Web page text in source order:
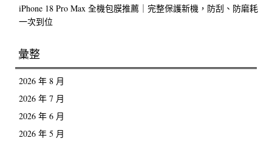
iPhone 18 Pro Max 全機包膜推薦｜完整保護新機，防刮、防磨耗
一次到位
彙整
2026 年 8 月
2026 年 7 月
2026 年 6 月
2026 年 5 月